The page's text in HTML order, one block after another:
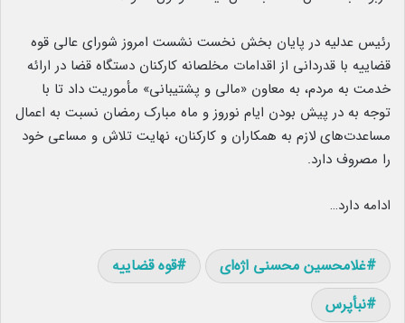
رئیس عدلیه در پایان بخش نخست نشست امروز شورای عالی قوه
قضاییه با قدردانی از اقدامات مخلصانه کارکنان دستگاه قضا در ارائه
خدمت به مردم، به معاون «مالی و پشتیبانی» مأموریت داد تا با
توجه به در پیش بودن ایام نوروز و ماه مبارک رمضان نسبت به اعمال
مساعدت‌های لازم به همکاران و کارکنان، نهایت تلاش و مساعی خود
را مصروف دارد.
ادامه دارد…
غلامحسین محسنی اژه‌ای
قوه قضاییه
نبأپرس